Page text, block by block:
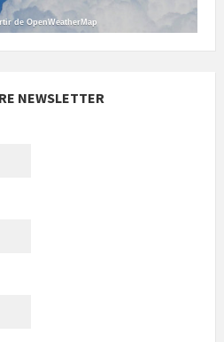
de OpenWeatherMap
NEWSLETTER